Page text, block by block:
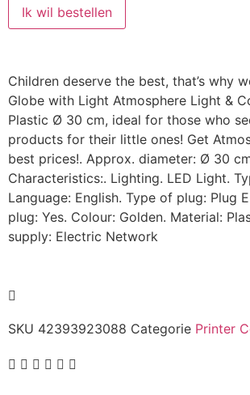
Ik wil bestellen
Children deserve the best, that’s why
Globe with Light Atmosphere Light &
Plastic Ø 30 cm, ideal for those who
products for their little ones! Get
best prices!. Approx. diameter: Ø 30
Characteristics:. Lighting. LED Light.
Language: English. Type of plug: Plug
plug: Yes. Colour: Golden. Material:
supply: Electric Network
SKU 42393923088 Categorie Printer